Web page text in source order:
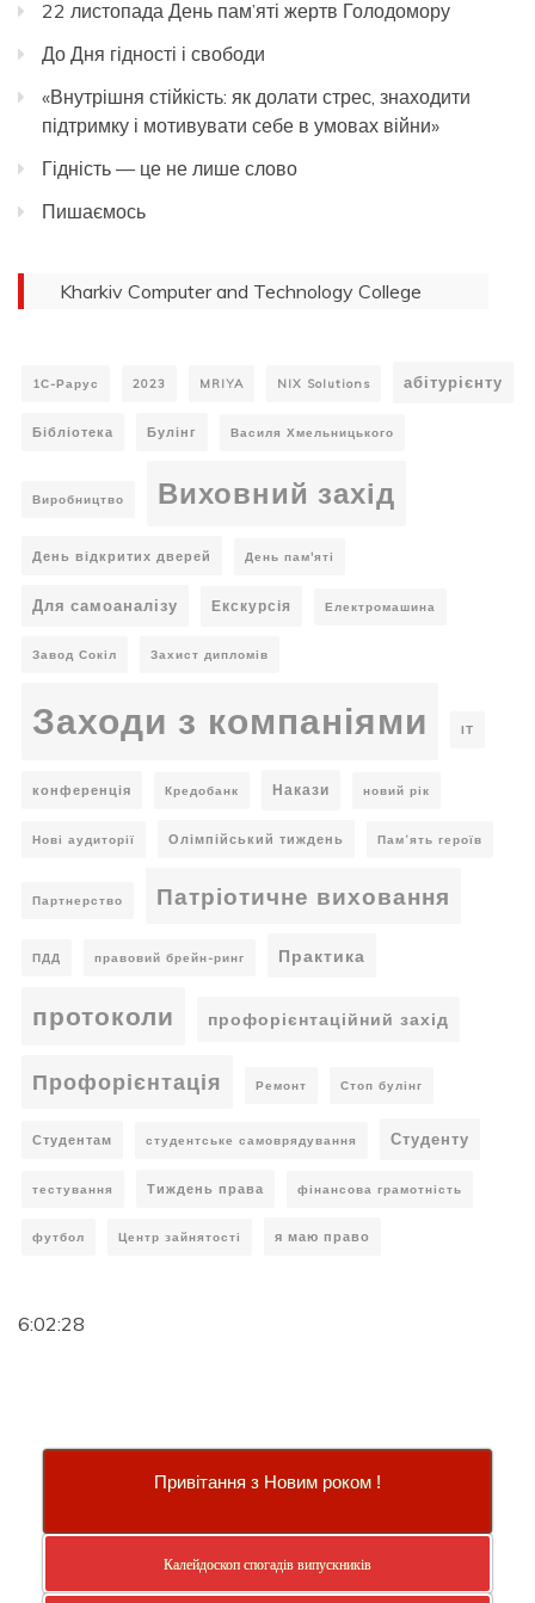
22 листопада День пам’яті жертв Голодомору
До Дня гідності і свободи
«Внутрішня стійкість: як долати стрес, знаходити
підтримку і мотивувати себе в умовах війни»
Гідність — це не лише слово
Пишаємось
Kharkiv Computer and Technology College
1С-Рарус 2023 MRIYA NIX Solutions абітурієнту
Бібліотека Булінг Василя Хмельницького
Виробництво Виховний захід
День відкритих дверей День пам'яті
Для самоаналізу Екскурсія Електромашина
Завод Сокіл Захист дипломів
Заходи з компаніями ІТ
конференція Кредобанк Накази новий рік
Нові аудиторії Олімпійський тиждень Пам’ять героїв
Партнерство Патріотичне виховання
ПДД правовий брейн-ринг Практика
протоколи профорієнтаційний захід
Профорієнтація Ремонт Стоп булінг
Студентам студентське самоврядування Студенту
тестування Тиждень права фінансова грамотність
футбол Центр зайнятості я маю право
6:02:28
Привітання з Новим роком !
Калейдоскоп спогадів випускників